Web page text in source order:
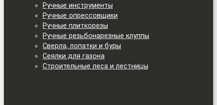
Ручные инструменты
Ручные опрессовщики
Ручные плиткорезы
Ручные резьбонарезные клуппы
Сверла, лопатки и буры
Сеялки для газона
Строительные леса и лестницы